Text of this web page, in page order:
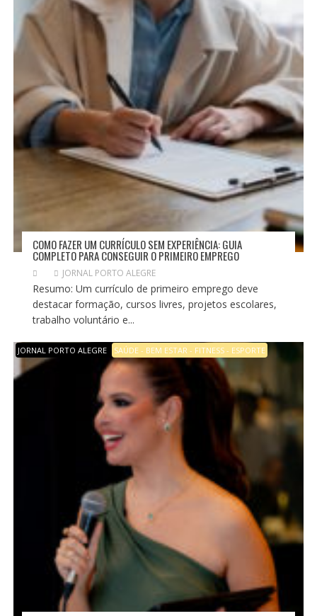
T
COMO FAZER UM CURRÍCULO SEM EXPERIÊNCIA: GUIA
COMPLETO PARA CONSEGUIR O PRIMEIRO EMPREGO
JORNAL PORTO ALEGRE
Resumo: Um currículo de primeiro emprego deve
destacar formação, cursos livres, projetos escolares,
trabalho voluntário e...
JORNAL PORTO ALEGRE SAÚDE - BEM ESTAR - FITNESS - ESPORTE